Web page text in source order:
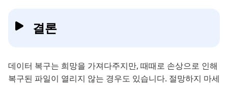
결론
데이터 복구는 희망을 가져다주지만, 때때로 손상으로 인해
복구된 파일이 열리지 않는 경우도 있습니다. 절망하지 마세